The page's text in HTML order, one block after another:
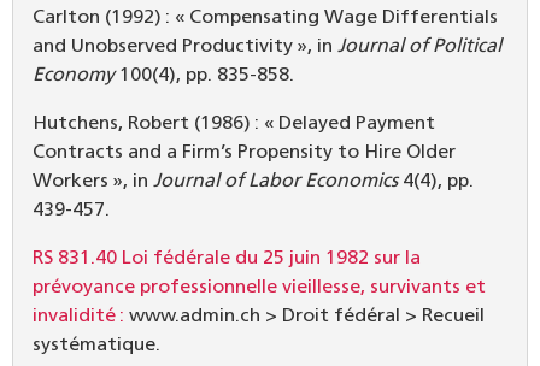
Carlton (1992) : « Compensating Wage Differentials
and Unobserved Productivity », in Journal of Political
Economy100(4), pp. 835-858.
Hutchens, Robert (1986) : « Delayed Payment
Contracts and a Firm’s Propensity to Hire Older
Workers », in Journal of Labor Economics4(4), pp.
439-457.
RS 831.40 Loi fédérale du 25 juin 1982 sur la
prévoyance professionnelle vieillesse, survivants et
invalidité : www.admin.ch > Droit fédéral > Recueil
systématique.